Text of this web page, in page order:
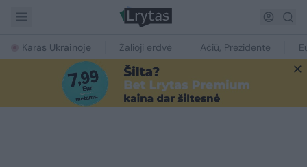
Karas Ukrainoje Žalioji erdvė Ačiū, Prezidente